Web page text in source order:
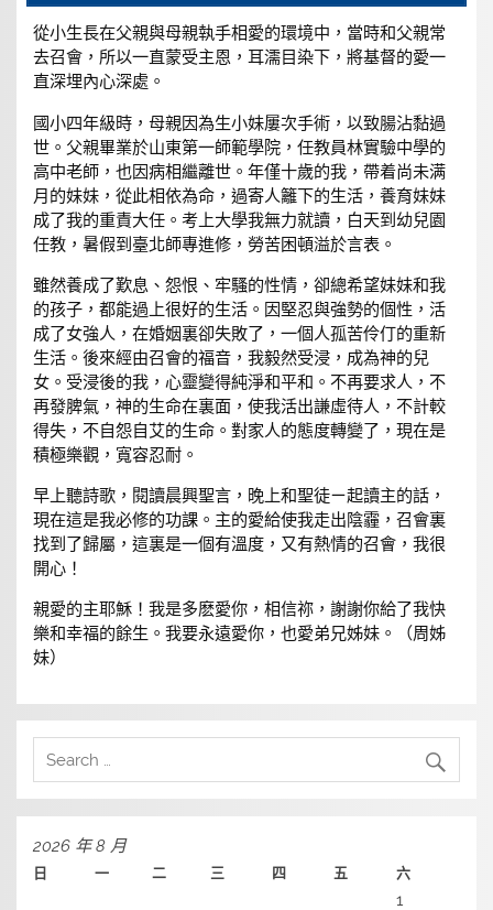
從小生長在父親與母親執手相愛的環境中，當時和父親常
去召會，所以一直蒙受主恩，耳濡目染下，將基督的愛一
直深埋內心深處。
國小四年級時，母親因為生小妹屢次手術，以致腸沾黏過
世。父親畢業於山東第一師範學院，任教員林實驗中學的
高中老師，也因病相繼離世。年僅十歲的我，帶着尚未满
月的妹妹，從此相依為命，過寄人籬下的生活，養育妹妹
成了我的重責大任。考上大學我無力就讀，白天到幼兒園
任教，暑假到臺北師專進修，勞苦困頓溢於言表。
雖然養成了歎息、怨恨、牢騷的性情，卻總希望妹妹和我
的孩子，都能過上很好的生活。因堅忍與強勢的個性，活
成了女強人，在婚姻裏卻失敗了，一個人孤苦伶仃的重新
生活。後來經由召會的福音，我毅然受浸，成為神的兒
女。受浸後的我，心靈變得純淨和平和。不再要求人，不
再發脾氣，神的生命在裏面，使我活出謙虛待人，不計較
得失，不自怨自艾的生命。對家人的態度轉變了，現在是
積極樂觀，寬容忍耐。
早上聽詩歌，閱讀晨興聖言，晚上和聖徒ㄧ起讀主的話，
現在這是我必修的功課。主的愛給使我走出陰霾，召會裏
找到了歸屬，這裏是一個有溫度，又有熱情的召會，我很
開心！
親愛的主耶穌！我是多麽愛你，相信祢，謝謝你給了我快
樂和幸福的餘生。我要永遠愛你，也愛弟兄姊妹。（周姊
妹）
2026 年 8 月
日 一 二 三 四 五 六
1